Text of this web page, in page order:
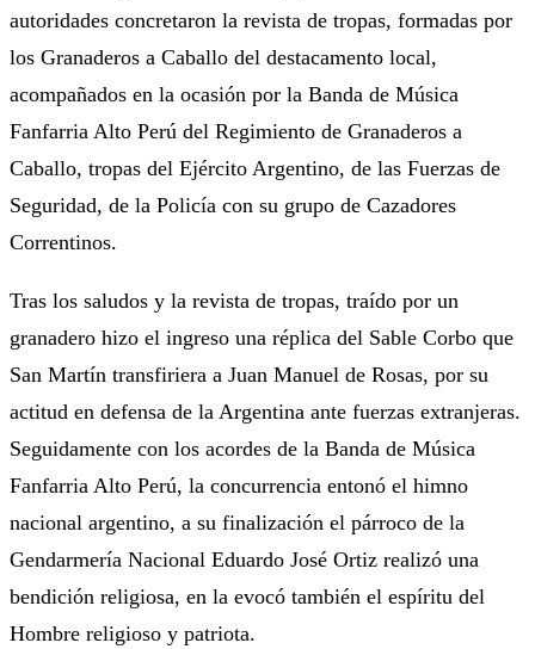
autoridades concretaron la revista de tropas, formadas por
los Granaderos a Caballo del destacamento local,
acompañados en la ocasión por la Banda de Música
Fanfarria Alto Perú del Regimiento de Granaderos a
Caballo, tropas del Ejército Argentino, de las Fuerzas de
Seguridad, de la Policía con su grupo de Cazadores
Correntinos.
Tras los saludos y la revista de tropas, traído por un
granadero hizo el ingreso una réplica del Sable Corbo que
San Martín transfiriera a Juan Manuel de Rosas, por su
actitud en defensa de la Argentina ante fuerzas extranjeras.
Seguidamente con los acordes de la Banda de Música
Fanfarria Alto Perú, la concurrencia entonó el himno
nacional argentino, a su finalización el párroco de la
Gendarmería Nacional Eduardo José Ortiz realizó una
bendición religiosa, en la evocó también el espíritu del
Hombre religioso y patriota.